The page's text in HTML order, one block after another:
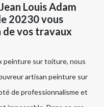
Louis Adam
20230 vous
de vos travaux
peinture sur toiture, nous
artisan peinture sur
de professionnalisme et